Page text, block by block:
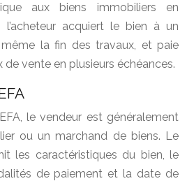
aux biens immobiliers en
l’acheteur acquiert le bien à un
la fin des travaux, et paie
vente en plusieurs échéances.
le vendeur est généralement
ou un marchand de biens. Le
les caractéristiques du bien, le
de paiement et la date de